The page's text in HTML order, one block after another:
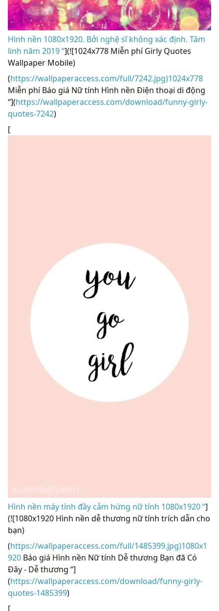
Hình nền 1080x1920. Bởi nghệ sĩ không xác định. Tâm
linh năm 2019 “](![1024x778 Miễn phí Girly Quotes
Wallpaper Mobile)
(https://wallpaperaccess.com/full/7242.jpg)1024x778
Miễn phí Báo giá Nữ tính Hình nền Điện thoại di động
“](https://wallpaperaccess.com/download/funny-girly-
quotes-7242)
[
Hình nền máy tính đầy cảm hứng nữ tính 1080x1920 “]
(![1080x1920 Hình nền dễ thương nữ tính trích dẫn cho
bạn)
(https://wallpaperaccess.com/full/1485399.jpg)1080x1
920 Báo giá Hình nền Nữ tính Dễ thương Bạn đã Có
Đây - Dễ thương “]
(https://wallpaperaccess.com/download/funny-girly-
quotes-1485399)
[